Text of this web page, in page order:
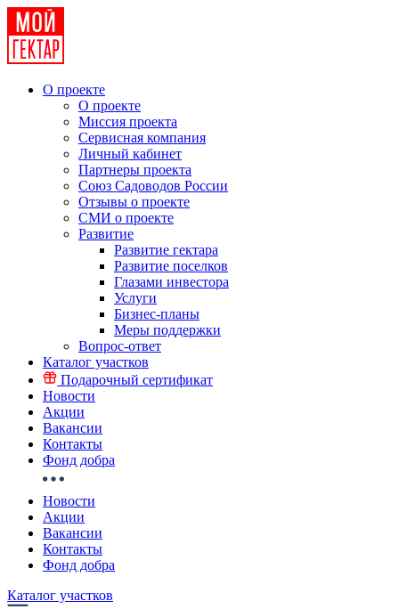
О проекте
О проекте
Миссия проекта
Сервисная компания
Личный кабинет
Партнеры проекта
Союз Садоводов России
Отзывы о проекте
СМИ о проекте
Развитие
Развитие гектара
Развитие поселков
Глазами инвестора
Услуги
Бизнес-планы
Меры поддержки
Вопрос-ответ
Каталог участков
Подарочный сертификат
Новости
Акции
Вакансии
Контакты
Фонд добра
Новости
Акции
Вакансии
Контакты
Фонд добра
Каталог участков